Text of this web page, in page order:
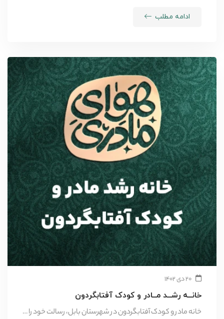
ادامه مطلب
۲۰ دی ۱۴۰۲
خانــه رشــد مــادر و کودک آفتابگردون
خانه مادر و کودک آفتابگردون در شهرستان بابل، رسالت خود را …